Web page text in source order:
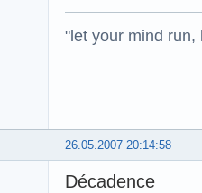
"let your mind run,
26.05.2007 20:14:58
Décadence